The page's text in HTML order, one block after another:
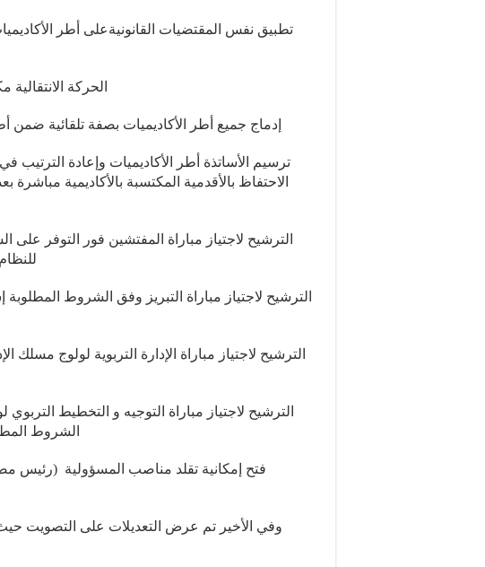
تطبيق نفس المقتضيات القانونيةعلى أطر
الحركة
إدماج جميع أطر الأكاديميات بصفة تلقائية ضمن
الاحتفاظ بالأقدمية المكتسبة بالأكاديمية
الترشيح لاجتياز مباراة المفتشين فور التوفر
الترشيح لاجتياز مباراة التبريز وفق الشروط
الترشيح لاجتياز مباراة الإدارة التربوية لولوج
الترشيح لاجتياز مباراة التوجيه و التخطيط
الشروط
فتح إمكانية تقلد مناصب المسؤولية (رئيس
وفي الأخير تم عرض التعديلات على التصويت